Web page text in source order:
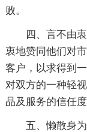
败。
四、言不由衷
衷地赞同他们对
客户，以求得到
对双方的一种轻
品及服务的信任
五、懒散身为